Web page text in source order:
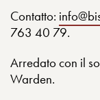
Contatto:
763 40 79.
Arredato con il
Warden.